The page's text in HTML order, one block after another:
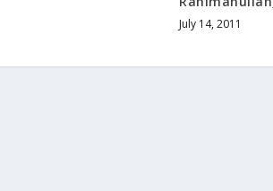
July 14, 2011